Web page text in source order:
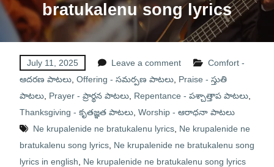
bratukalenu song lyrics
July 11, 2025 Leave a comment
Comfort -
ఆదరణ పాటలు, Offering - సమర్పణ పాటలు, Praise - స్తుతి
పాటలు, Prayer - ప్రార్థన పాటలు, Repentance - పశ్చాత్తాప పాటలు,
Thanksgiving - కృతజ్ఞత పాటలు, Worship - ఆరాధనా పాటలు
Ne krupalenide ne bratukalenu lyrics, Ne krupalenide ne
bratukalenu song lyrics, Ne krupalenide ne bratukalenu song
lyrics in english
Ne krupalenide ne bratukalenu song lyrics